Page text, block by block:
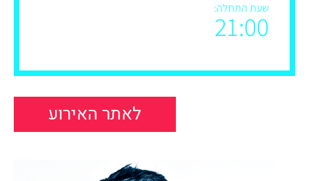
שעת התחלה:
21:00
לאתר האירוע